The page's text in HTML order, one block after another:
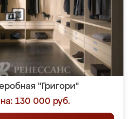
"Григори"
130 000 руб.